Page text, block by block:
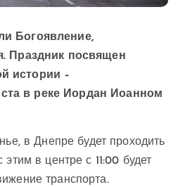
Богоявление,
Праздник посвящен
истории –
в реке Иордан Иоанном
в Днепре будет проходить
в центре с 11:00 будет
транспорта.